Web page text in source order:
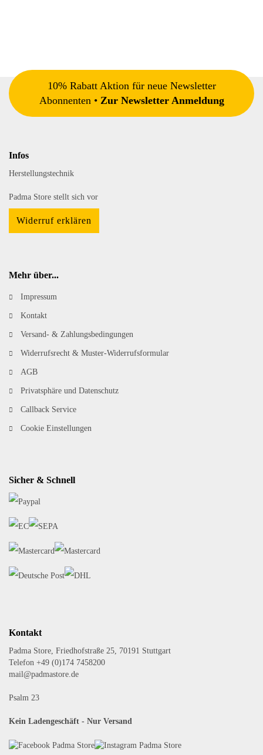
10% Rabatt Aktion für neue Newsletter
Abonnenten • Zur Newsletter Anmeldung
Infos
Herstellungstechnik
Padma Store stellt sich vor
Widerruf erklären
Mehr über...
Impressum
Kontakt
Versand- & Zahlungsbedingungen
Widerrufsrecht & Muster-Widerrufsformular
AGB
Privatsphäre und Datenschutz
Callback Service
Cookie Einstellungen
Sicher & Schnell
Kontakt
Padma Store, Friedhofstraße 25, 70191 Stuttgart
Telefon +49 (0)174 7458200
mail@padmastore.de
Psalm 23
Kein Ladengeschäft - Nur Versand